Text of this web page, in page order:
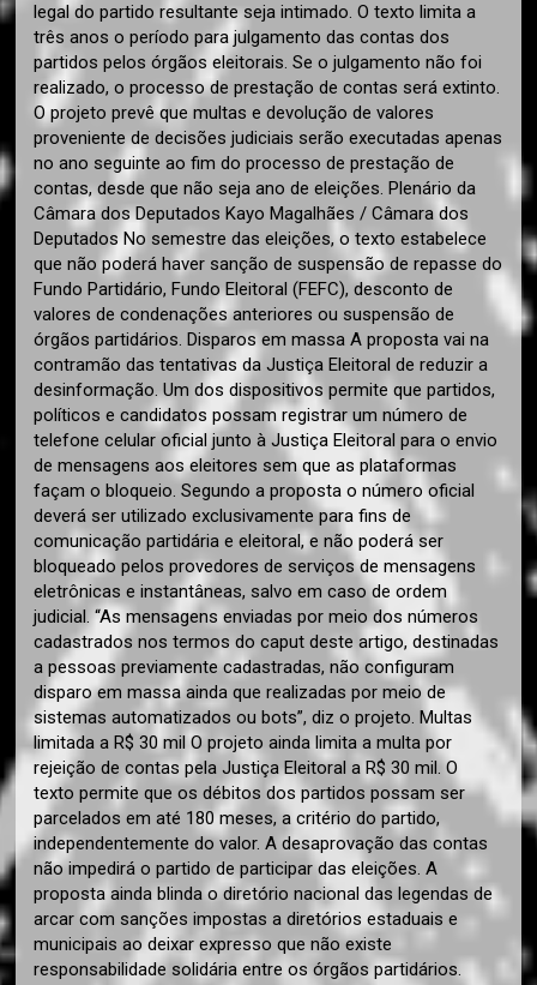
legal do partido resultante seja intimado. O texto limita a
três anos o período para julgamento das contas dos
partidos pelos órgãos eleitorais. Se o julgamento não foi
realizado, o processo de prestação de contas será extinto.
O projeto prevê que multas e devolução de valores
proveniente de decisões judiciais serão executadas apenas
no ano seguinte ao fim do processo de prestação de
contas, desde que não seja ano de eleições. Plenário da
Câmara dos Deputados Kayo Magalhães / Câmara dos
Deputados No semestre das eleições, o texto estabelece
que não poderá haver sanção de suspensão de repasse do
Fundo Partidário, Fundo Eleitoral (FEFC), desconto de
valores de condenações anteriores ou suspensão de
órgãos partidários. Disparos em massa A proposta vai na
contramão das tentativas da Justiça Eleitoral de reduzir a
desinformação. Um dos dispositivos permite que partidos,
políticos e candidatos possam registrar um número de
telefone celular oficial junto à Justiça Eleitoral para o envio
de mensagens aos eleitores sem que as plataformas
façam o bloqueio. Segundo a proposta o número oficial
deverá ser utilizado exclusivamente para fins de
comunicação partidária e eleitoral, e não poderá ser
bloqueado pelos provedores de serviços de mensagens
eletrônicas e instantâneas, salvo em caso de ordem
judicial. “As mensagens enviadas por meio dos números
cadastrados nos termos do caput deste artigo, destinadas
a pessoas previamente cadastradas, não configuram
disparo em massa ainda que realizadas por meio de
sistemas automatizados ou bots”, diz o projeto. Multas
limitada a R$ 30 mil O projeto ainda limita a multa por
rejeição de contas pela Justiça Eleitoral a R$ 30 mil. O
texto permite que os débitos dos partidos possam ser
parcelados em até 180 meses, a critério do partido,
independentemente do valor. A desaprovação das contas
não impedirá o partido de participar das eleições. A
proposta ainda blinda o diretório nacional das legendas de
arcar com sanções impostas a diretórios estaduais e
municipais ao deixar expresso que não existe
responsabilidade solidária entre os órgãos partidários.